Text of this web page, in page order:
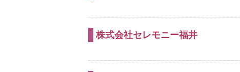
株式会社セレモニー福井